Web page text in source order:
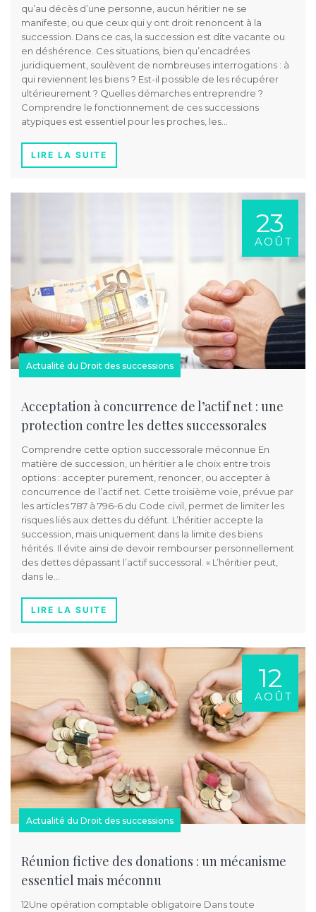
qu’au décès d’une personne, aucun héritier ne se
manifeste, ou que ceux qui y ont droit renoncent à la
succession. Dans ce cas, la succession est dite vacante ou
en déshérence. Ces situations, bien qu’encadrées
juridiquement, soulèvent de nombreuses interrogations : à
qui reviennent les biens ? Est-il possible de les récupérer
ultérieurement ? Quelles démarches entreprendre ?
Comprendre le fonctionnement de ces successions
atypiques est essentiel pour les proches, les…
LIRE LA SUITE
23
AOÛT
Actualité du Droit des successions
Acceptation à concurrence de l’actif net : une
protection contre les dettes successorales ️
Comprendre cette option successorale méconnue En
matière de succession, un héritier a le choix entre trois
options : accepter purement, renoncer, ou accepter à
concurrence de l’actif net. Cette troisième voie, prévue par
les articles 787 à 796-6 du Code civil, permet de limiter les
risques liés aux dettes du défunt. L’héritier accepte la
succession, mais uniquement dans la limite des biens
hérités. Il évite ainsi de devoir rembourser personnellement
des dettes dépassant l’actif successoral. « L’héritier peut,
dans le…
LIRE LA SUITE
12
AOÛT
Actualité du Droit des successions
Réunion fictive des donations : un mécanisme
essentiel mais méconnu
12Une opération comptable obligatoire Dans toute